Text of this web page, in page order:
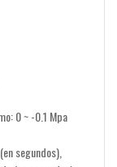
0 ~ -0.1 Mpa
segundos),